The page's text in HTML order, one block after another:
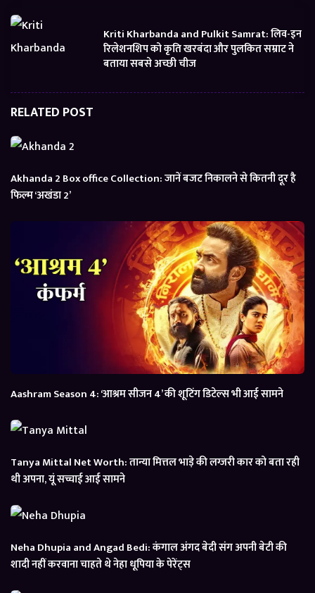
Kriti Kharbanda and Pulkit Samrat: लिव-इन
रिलेशनशिप को कृति खरबंदा और पुलकित सम्राट ने
बताया सबसे अच्छी चीज
RELATED POST
Akhanda 2 Box office Collection: जानें बजट निकालने से कितनी दूर है
फिल्म ‘अखंडा 2’
Aashram Season 4: ‘आश्रम सीजन 4’ की शूटिंग डिटेल्स भी आई सामने
Tanya Mittal Net Worth: तान्या मित्तल भाड़े की लग्जरी कार को बता रही
थी अपना, यूं सच्चाई आई सामने
Neha Dhupia and Angad Bedi: कंगाल अंगद बेदी संग अपनी बेटी की
शादी नहीं करवाना चाहते थे नेहा धूपिया के पेरेंट्स